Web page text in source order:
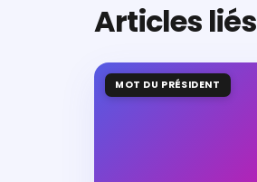
Articles liés
MOT DU PRÉSIDENT